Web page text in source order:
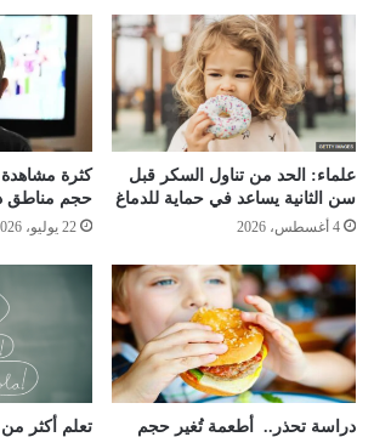
علماء: الحد من تناول السكر قبل
سن الثانية يساعد في حماية للدماغ
4 أغسطس، 2026
كثرة مشاهدة
حجم مناطق
22 يوليو، 2026
دراسة تحذر.. أطعمة تُغير حجم
تعلم أكثر